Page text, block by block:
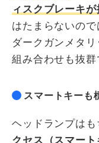
ィスクブレーキが
はたまらないの
ダークガンメタ
組み合わせも抜群
スマートキーも
ヘッドランプは
クセス（スマー